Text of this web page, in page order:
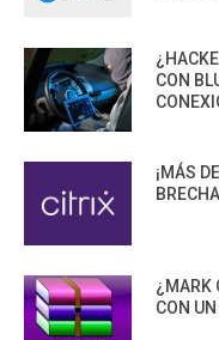
CON
¡MÁS
¿MARK
CON